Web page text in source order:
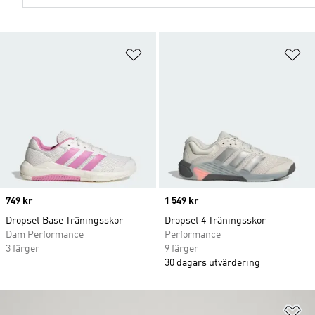
Price
749 kr
Dropset Base Träningsskor
Dam Performance
3 färger
Price
1 549 kr
Dropset 4 Träningsskor
Performance
9 färger
30 dagars utvärdering